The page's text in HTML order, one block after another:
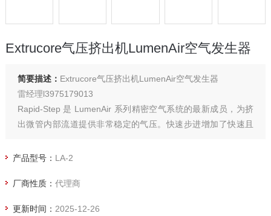
Extrucore气压挤出机LumenAir空气发生器
简要描述： Extrucore气压挤出机LumenAir空气发生器
雷经理l3975179013
Rapid-Step 是 LumenAir 系列精密空气系统的最新成员，为挤
出微管内部流道提供非常稳定的气压。快速步进增加了快速且
为锥形管或凸管。
产品型号： LA-2
厂商性质： 代理商
更新时间： 2025-12-26